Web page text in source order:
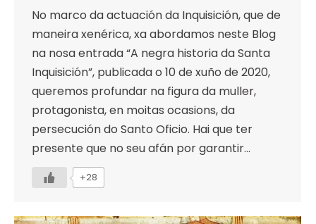
No marco da actuación da Inquisición, que de
maneira xenérica, xa abordamos neste Blog
na nosa entrada “A negra historia da Santa
Inquisición”, publicada o 10 de xuño de 2020,
queremos profundar na figura da muller,
protagonista, en moitas ocasions, da
persecución do Santo Oficio. Hai que ter
presente que no seu afán por garantir…
+28